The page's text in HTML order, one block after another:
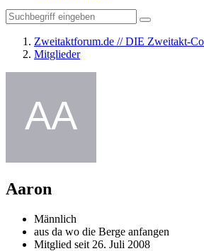
Zweitaktforum.de // DIE Zweitakt-
Mitglieder
Aaron
Männlich
aus da wo die Berge anfangen
Mitglied seit 26. Juli 2008